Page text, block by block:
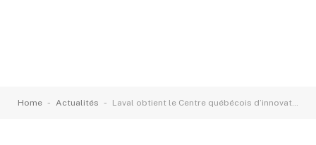
Home - Actualités - Laval obtient le Centre québécois d’innovation en commerce